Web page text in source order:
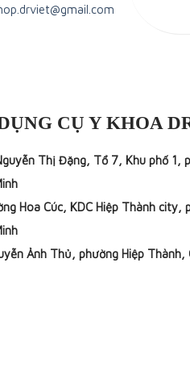
CỤ Y KHOA
Thị Đặng, Tổ 7, Khu phố 1,
Hoa Cúc, KDC Hiệp Thành city,
Ảnh Thủ, phường Hiệp Thành,